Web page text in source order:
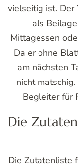
vielseitig ist. Der
als
Mittagessen
Da er ohne
am nächsten
nicht
Begleiter für
Die
Die Zutatenliste